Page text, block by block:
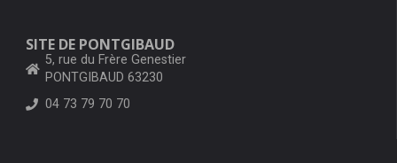
SITE DE PONTGIBAUD
5, rue du Frère Genestier
PONTGIBAUD 63230
04 73 79 70 70